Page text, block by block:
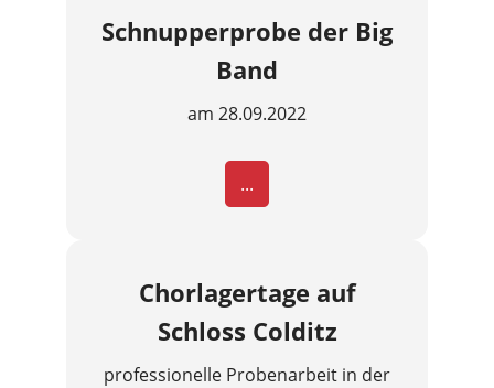
Schnupperprobe der Big
Band
am 28.09.2022
...
Chorlagertage auf
Schloss Colditz
professionelle Probenarbeit in der